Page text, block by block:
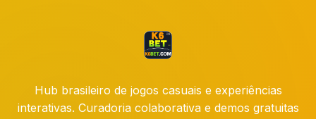
Hub brasileiro de jogos casuais e experiências
interativas. Curadoria colaborativa e demos gratuitas